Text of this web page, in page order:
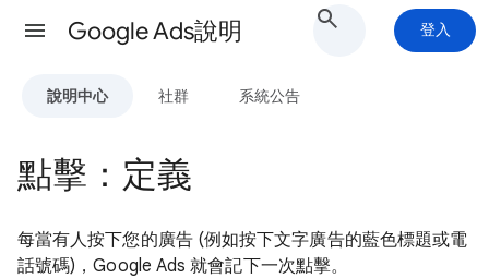
Google Ads說明 登入
說明中心 社群 系統公告
點擊：定義
每當有人按下您的廣告 (例如按下文字廣告的藍色標題或電
話號碼)，Google Ads 就會記下一次點擊。